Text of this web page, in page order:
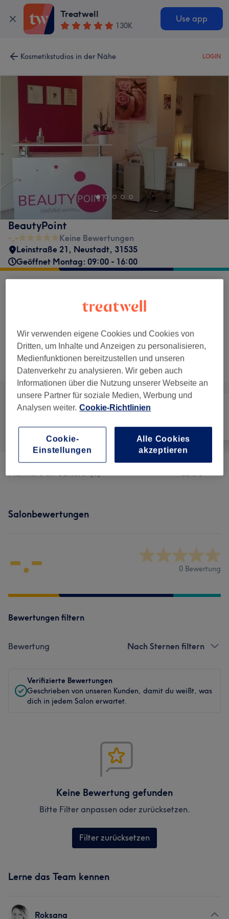
Treatwell
130K
Use app
Kosmetikstudios in der Nähe LOGIN
BeautyPoint
-,-
Keine Bewertungen
Leinstraße 21, Neustadt, 31535
Geöffnet Montag: 09:00 - 16:00
Fußnägel lackieren mit Shellac
Nicht gefunden wonach du gesucht hast?
Alle Services
Alle Nägel Gesicht
Maniküre & Pediküre (3)
Salonbewertungen
-.- 0 Bewertung
Bewertungen filtern
Bewertung Nach Sternen filtern
Verifizierte Bewertungen
Geschrieben von unseren Kunden, damit du weißt, was
dich in jedem Salon erwartet.
Keine Bewertung gefunden
Bitte Filter anpassen oder zurücksetzen.
Filter zurücksetzen
Lerne das Team kennen
Roksana
Wir verwenden eigene Cookies und Cookies von
Dritten, um Inhalte und Anzeigen zu personalisieren,
Medienfunktionen bereitzustellen und unseren
Datenverkehr zu analysieren. Wir geben auch
Informationen über die Nutzung unserer Webseite an
unsere Partner für soziale Medien, Werbung und
Analysen weiter. Cookie-Richtlinien
Cookie-
Einstellungen
Alle Cookies
akzeptieren